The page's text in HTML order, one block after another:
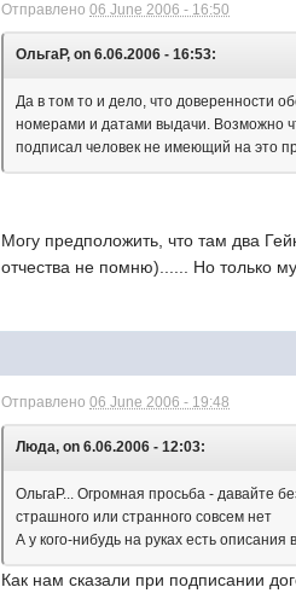
Отправлено06 June 2006 - 16:50
ОльгаP, on 6.06.2006 - 16:53:
Да в том то и дело, что доверенности
номерами и датами выдачи. Возможно
подписал человек не имеющий на это
Могу предположить, что там два
отчества не помню)...... Но только
Отправлено06 June 2006 - 19:48
Люда, on 6.06.2006 - 12:03:
ОльгаР... Огромная просьба - давайте
страшного или странного совсем нет
А у кого-нибудь на руках есть
Как нам сказали при подписании